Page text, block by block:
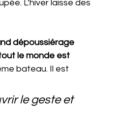
L’hiver laisse des
dépoussiérage
le monde est
bateau. Il est
le geste et